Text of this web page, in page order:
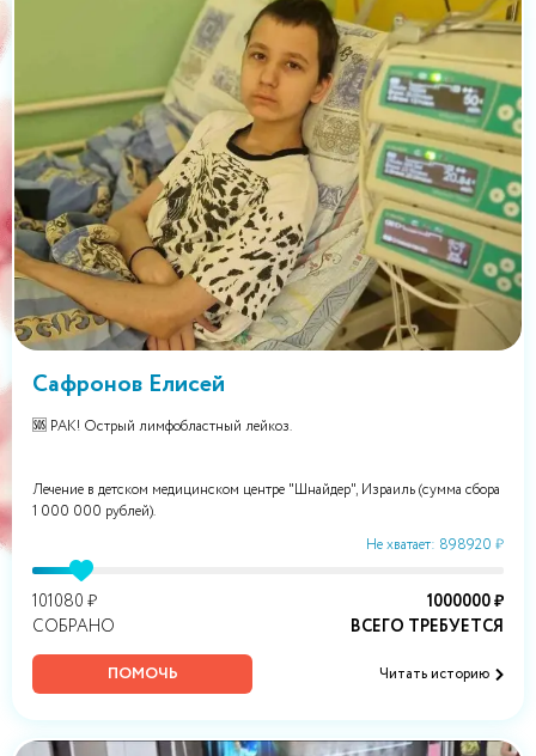
Сафронов Елисей
🆘 РАК! Острый лимфобластный лейкоз.
Лечение в детском медицинском центре "Шнайдер", Израиль (сумма сбора
1 000 000 рублей).
Не хватает: 898920 ₽
101080 ₽
СОБРАНО
1000000 ₽
ВСЕГО ТРЕБУЕТСЯ
ПОМОЧЬ Читать историю